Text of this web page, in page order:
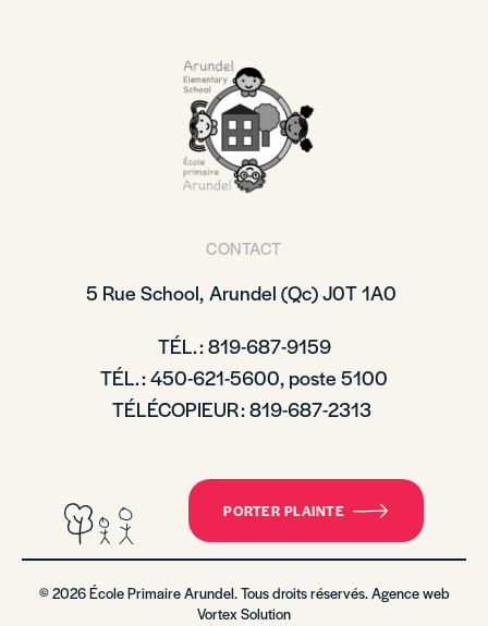
CONTACT
5 Rue School, Arundel (Qc)J0T 1A0
TÉL. : 819-687-9159
TÉL. : 450-621-5600, poste 5100
TÉLÉCOPIEUR : 819-687-2313
PORTER PLAINTE
© 2026 École Primaire Arundel. Tous droits réservés. Agence web
Vortex Solution